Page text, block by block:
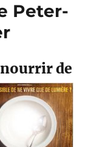
Peter-
de